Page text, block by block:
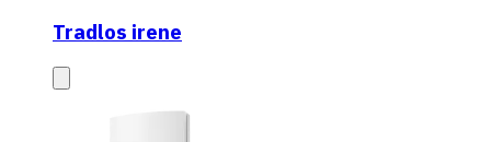
Tradlos irene